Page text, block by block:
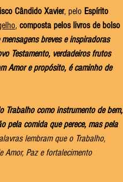
Cândido Xavier, pelo Espírito
, composta pelos livros de bolso
breves e inspiradoras
Testamento, verdadeiros frutos
Amor e propósito, é caminho de
Trabalho como instrumento de bem,
pela comida que perece, mas pela
lembram que o Trabalho,
Paz e fortalecimento